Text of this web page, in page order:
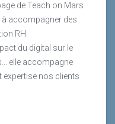
de Teach on Mars
à accompagner des
RH.
du digital sur le
elle accompagne
expertise nos clients